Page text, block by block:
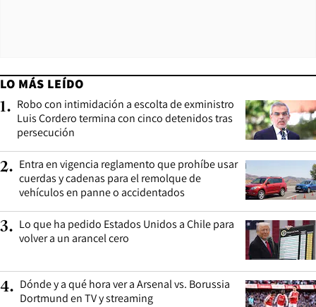
LO MÁS LEÍDO
1. Robo con intimidación a escolta de exministro
Luis Cordero termina con cinco detenidos tras
persecución
2. Entra en vigencia reglamento que prohíbe usar
cuerdas y cadenas para el remolque de
vehículos en panne o accidentados
3. Lo que ha pedido Estados Unidos a Chile para
volver a un arancel cero
4. Dónde y a qué hora ver a Arsenal vs. Borussia
Dortmund en TV y streaming